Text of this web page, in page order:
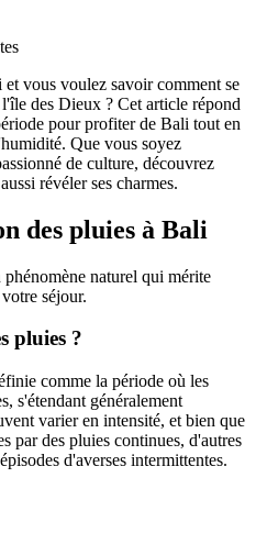
vous voulez savoir comment se
des Dieux ? Cet article répond
pour profiter de Bali tout en
Que vous soyez
de culture, découvrez
révéler ses charmes.
des pluies à Bali
naturel qui mérite
séjour.
pluies ?
comme la période où les
s'étendant généralement
varier en intensité, et bien que
par des pluies continues, d'autres
d'averses intermittentes.